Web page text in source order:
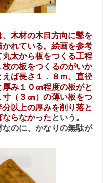
木材の木目方向に鑿を
れている。絵画を参考
太から板をつくる工程
の板をつくるのがいか
ば長さ１．８ｍ、直径
み１０㎝程度の板がと
（３㎝）の薄い板をつ
以上の厚みを削り落と
ならなかったという。
のに、かなりの無駄が